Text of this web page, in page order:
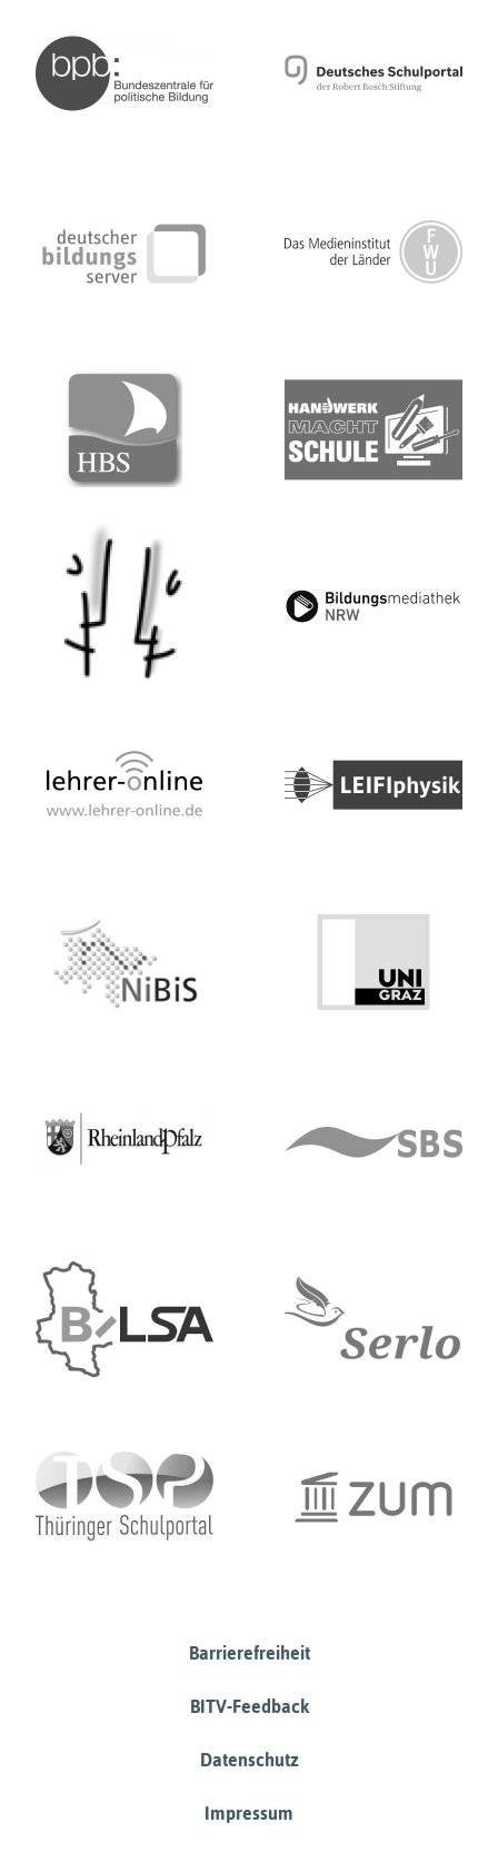
Barrierefreiheit
BITV-Feedback
Datenschutz
Impressum